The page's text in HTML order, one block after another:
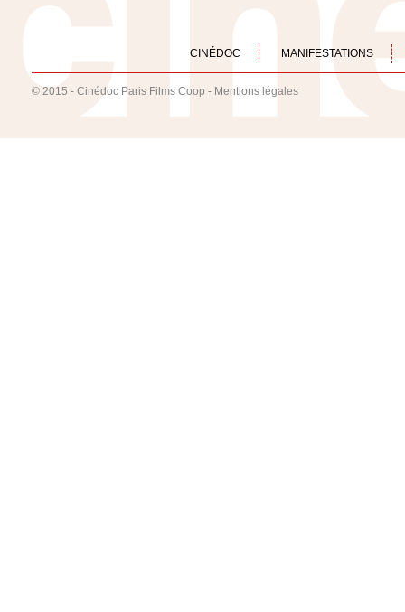
CINÉDOC MANIFESTATIONS
© 2015 - Cinédoc Paris Films Coop - Mentions légales